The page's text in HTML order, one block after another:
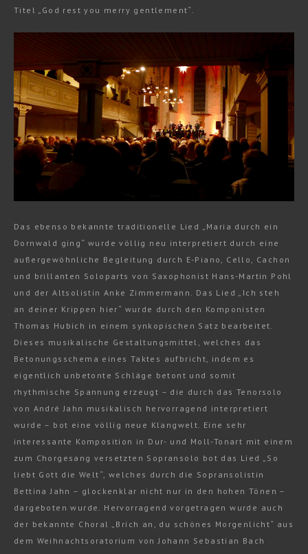
Titel „God rest you merry gentlement“.
Das ebenso bekannte traditionelle Lied „Maria durch ein
Dornwald ging“ wurde völlig neu interpretiert durch eine
außergewöhnliche Begleitung durch E-Piano, Cello, Cachon
und brillanten Soloparts von Saxophonist Hans-Martin Pohl
und der Altsolistin Anke Zimmermann. Das Lied „Ich steh
an deiner Krippen hier“ wurde durch den Komponisten
Thomas Hubich in einem synkopischen Satz bearbeitet.
Dieses musikalische Gestaltungsmittel, welches das
Betonungsschema eines Taktes aufbricht, indem es
eigentlich unbetonte Schläge betont und somit
rhythmische Spannung erzeugt – die durch das Tenorsolo
von André Jahn musikalisch hervorragend interpretiert
wurde – bot eine völlig neue Klangwelt. Eine sehr
interessante Komposition in Dur- und Moll-Tonart mit einem
zum Chorgesang versetzten Sopransolo bot das Lied „So
liebt Gott die Welt“, welches durch die Sopransolistin
Bettina Jahn – glockenklar nicht nur in den hohen Tönen –
dargeboten wurde. Hervorragend vorgetragen wurde auch
der bekannte Choral „Brich an, du schönes Morgenlicht“ aus
dem Weihnachtsoratorium von Johann Sebastian Bach